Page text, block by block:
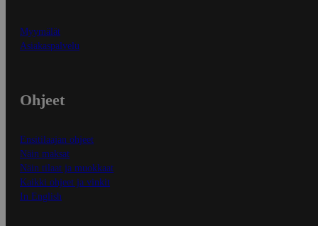
Myymälät
Asiakaspalvelu
Ohjeet
Ensitilaajan ohjeet
Näin maksat
Näin tilaat ja muokkaat
Kaikki ohjeet ja vinkit
In English